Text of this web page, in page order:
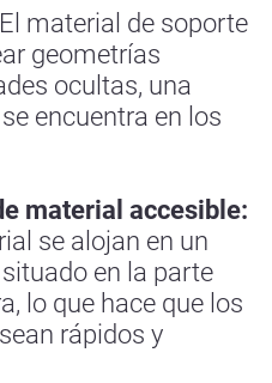
El material de soporte
geometrías
ocultas, una
encuentra en los
material accesible:
se alojan en un
en la parte
lo que hace que los
rápidos y